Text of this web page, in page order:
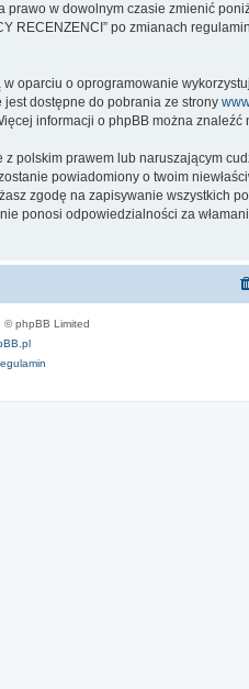
prawo w dowolnym czasie zmienić
RECENZENCI” po zmianach
w oparciu o oprogramowanie
jest dostępne do pobrania ze strony
informacji o phpBB można znaleźć
polskim prawem lub naruszającym
powiadomiony o twoim
zgodę na zapisywanie wszystkich
ponosi odpowiedzialności za
© phpBB Limited